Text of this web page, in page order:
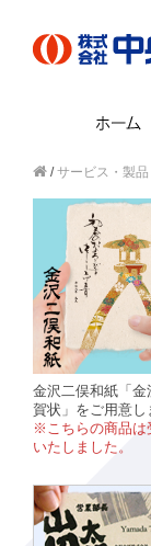
/サービス・製品
金沢二俣和紙「金
賀状」をご用意し